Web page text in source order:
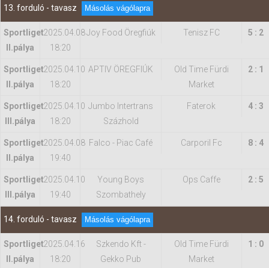
13. forduló - tavasz Másolás vágólapra
Sportliget
II.pálya
2025.04.08
18:20
Joy Food Öregfiúk Tenisz FC 5 : 2
Sportliget
II.pálya
2025.04.10
18:20
APTIV ÖREGFIÚK
Old Time Fürdi
Market
2 : 1
Sportliget
IIl.pálya
2025.04.10
18:20
Jumbo Intertrans
Százhold
Faterok 4 : 3
Sportliget
II.pálya
2025.04.08
19:40
Falco - Piac Café Carporil Fc 8 : 4
Sportliget
IIl.pálya
2025.04.10
19:40
Young Boys
Szombathely
Ops Caffe 2 : 5
14. forduló - tavasz Másolás vágólapra
Sportliget
II.pálya
2025.04.16
18:20
Szkendo Kft -
Gekko Pub
Old Time Fürdi
Market
1 : 0